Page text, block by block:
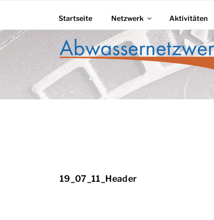
springen
Startseite Netzwerk Aktivitäten
19_07_11_Header